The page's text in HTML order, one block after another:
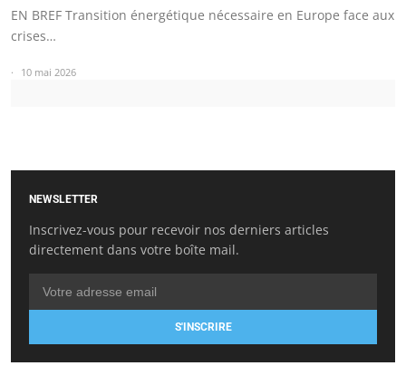
EN BREF Transition énergétique nécessaire en Europe face aux
crises…
10 mai 2026
NEWSLETTER
Inscrivez-vous pour recevoir nos derniers articles
directement dans votre boîte mail.
S'INSCRIRE